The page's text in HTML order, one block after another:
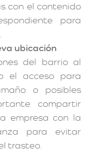
con el contenido
para
ubicación
del barrio al
el acceso para
o posibles
compartir
empresa con la
para evitar
trasteo.